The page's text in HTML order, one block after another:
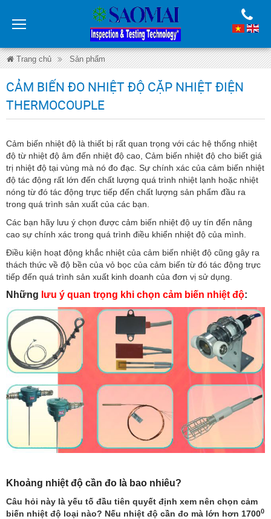
Trang chủ
Sản phẩm
Cảm biến đo nhiệt độ cặp nhiệt điện Thermocouple
CẢM BIẾN ĐO NHIỆT ĐỘ CẶP NHIỆT ĐIỆN
THERMOCOUPLE
Cảm biến nhiệt độ là thiết bị rất quan trọng với các hệ thống nhiệt
độ từ nhiệt độ âm đến nhiệt độ cao, Cảm biến nhiệt độ cho biết giá
trị nhiệt độ tại vùng mà nó đo đạc. Sự chính xác của cảm biến nhiệt
độ tác động rất lớn đến chất lượng quá trình nhiệt lạnh hoặc nhiệt
nóng từ đó tác động trực tiếp đến chất lượng sản phẩm đầu ra
trong quá trình sản xuất của các bạn.
Các bạn hãy lưu ý chọn được cảm biến nhiệt độ uy tín đển nâng
cao sự chính xác trong quá trình điều khiển nhiệt độ của mình.
Điều kiện hoạt động khắc nhiệt của cảm biến nhiệt độ cũng gây ra
thách thức về độ bền của vỏ bọc của cảm biến từ đó tác động trực
tiếp đến quá trình sản xuất kinh doanh của đơn vị sử dụng.
Những lưu ý quan trọng khi chọn cảm biến nhiệt độ:
Khoảng nhiệt độ cần đo là bao nhiêu?
Câu hỏi này là yếu tố đầu tiên quyết định xem nên chọn cảm
biến nhiệt độ loại nào? Nếu nhiệt độ cần đo mà lớn hơn 17000